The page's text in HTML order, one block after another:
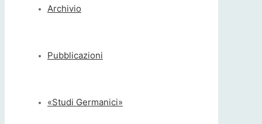
Archivio
Pubblicazioni
«Studi Germanici»